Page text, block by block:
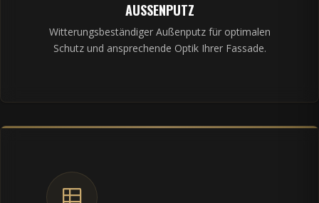
AUSSENPUTZ
Witterungsbeständiger Außenputz für optimalen
Schutz und ansprechende Optik Ihrer Fassade.